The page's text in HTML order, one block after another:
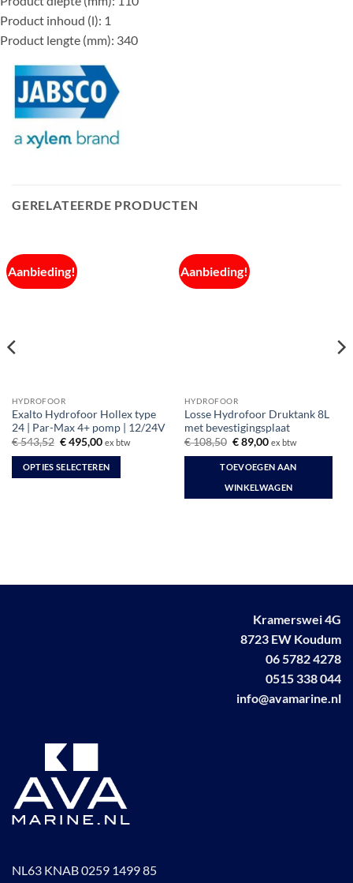
Product inhoud (l): 1
Product lengte (mm): 340
GERELATEERDE PRODUCTEN
Aanbieding!
HYDROFOOR
Exalto Hydrofoor Hollex type
24 | Par-Max 4+ pomp | 12/24V
€543,52 Oorspronkelijke
was:
€ 543,52.
€495,00Huidige
is:
€ 495,00.
ex btw
OPTIES SELECTEREN
optie
Aanbieding!
HYDROFOOR
Losse Hydrofoor Druktank 8L
met bevestigingsplaat
€108,50 Oorspronkelijke
was:
€ 108,50.
€89,00Huidige
is:
€ 89,00.
ex btw
TOEVOEGEN AAN
WINKELWAGEN
Kramerswei 4G
8723 EW Koudum
06 5782 4278
0515 338 044
info@avamarine.nl
NL63 KNAB 0259 1499 85